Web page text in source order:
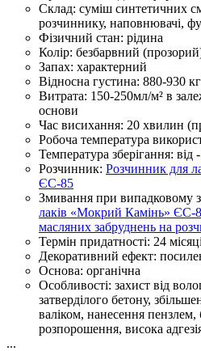
Склад: суміш синтетичних
розчиннику, наповнювачі,
Фізичний стан: рідина
Колір: безбарвний
Запах: характерний
Відносна густина: 880-930
Витрата: 150-250мл/м² в
основи
Час висихання: 20 хвилин
Робоча температура
Температура зберігання: від
Розчинник: Розчинник для
ЄС-85
Змивання при випадковому
лаків «Мокрий Камінь» ЄС-
масляних забруднень на
Термін придатності: 24
Декоративний ефект:
Основа: органічна
Особливості: захист від
затверділого бетону,
валіком, нанесення пензлем,
розпорошення, висока
...